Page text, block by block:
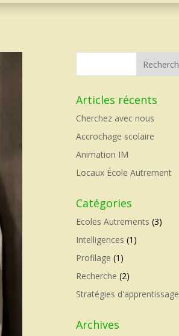
Articles récents
Cherchez avec nous
Accrochage scolaire
Animation IM
Locaux École Autrement
Catégories
Ecoles Autrements (3)
Intelligences (1)
Profilage (1)
Recherche (2)
Stratégies d'apprentissage
Archives